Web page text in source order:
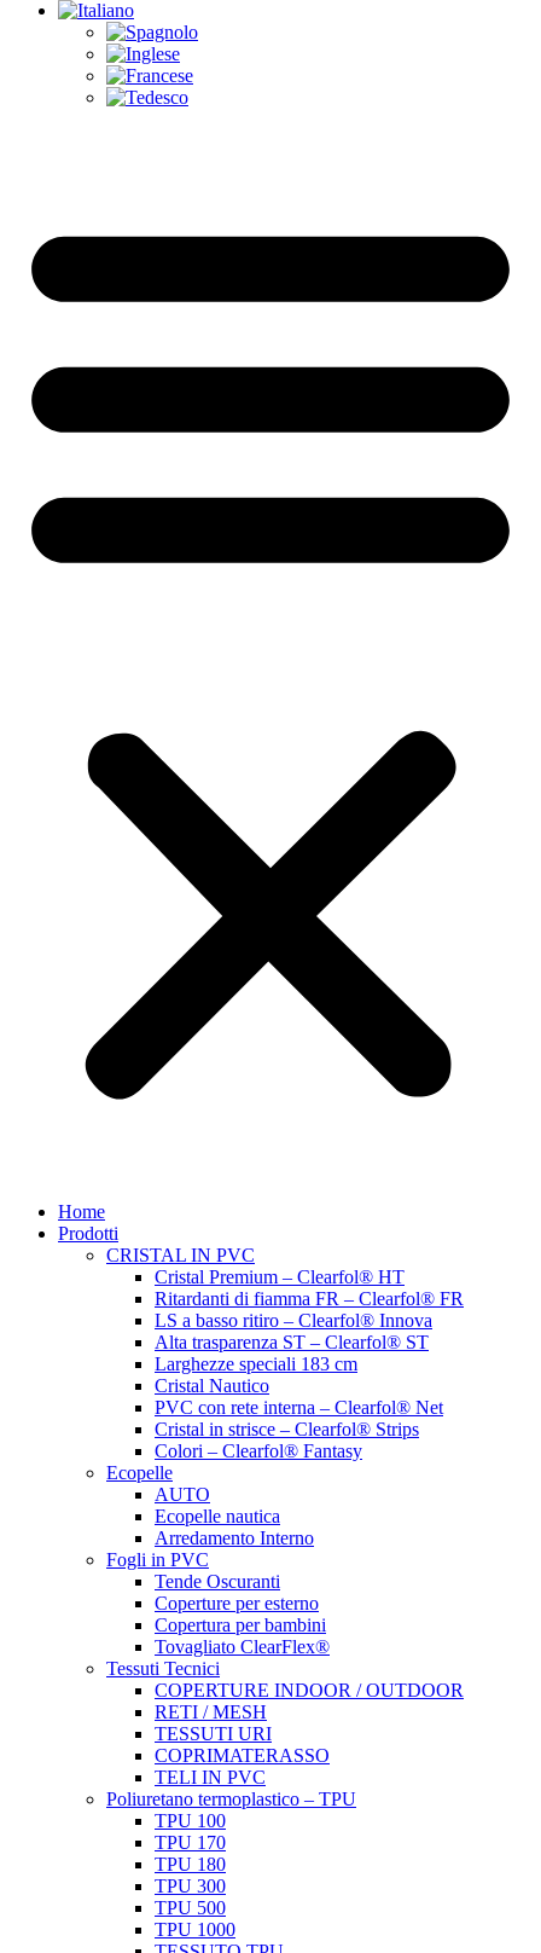
Home
Prodotti
CRISTAL IN PVC
Cristal Premium – Clearfol® HT
Ritardanti di fiamma FR – Clearfol® FR
LS a basso ritiro – Clearfol® Innova
Alta trasparenza ST – Clearfol® ST
Larghezze speciali 183 cm
Cristal Nautico
PVC con rete interna – Clearfol® Net
Cristal in strisce – Clearfol® Strips
Colori – Clearfol® Fantasy
Ecopelle
AUTO
Ecopelle nautica
Arredamento Interno
Fogli in PVC
Tende Oscuranti
Coperture per esterno
Copertura per bambini
Tovagliato ClearFlex®
Tessuti Tecnici
COPERTURE INDOOR / OUTDOOR
RETI / MESH
TESSUTI URI
COPRIMATERASSO
TELI IN PVC
Poliuretano termoplastico – TPU
TPU 100
TPU 170
TPU 180
TPU 300
TPU 500
TPU 1000